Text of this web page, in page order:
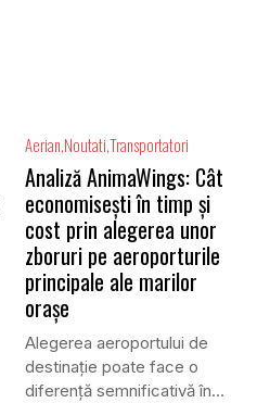
Aerian NoutatiTransportatori
Analiză AnimaWings: Cât
economiseşti în timp și
cost prin alegerea unor
zboruri pe aeroporturile
principale ale marilor
oraşe
Alegerea aeroportului de
destinație poate face o
diferență semnificativă în